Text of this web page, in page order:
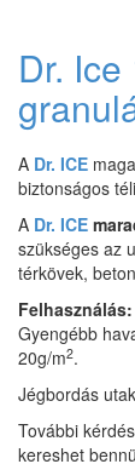
Dr.
A Dr. ICE
biztonságos
A Dr. ICE
szükséges az
térkövek,
Felhasználás:
Gyengébb
20g/m2.
Jégbordás
További
kereshet